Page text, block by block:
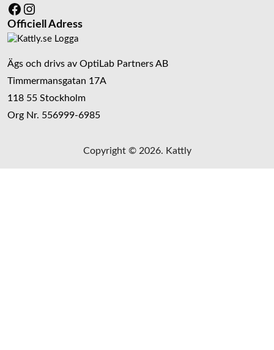
Facebook
Instagram
Officiell Adress
Ägs och drivs av OptiLab Partners AB
Timmermansgatan 17A
118 55 Stockholm
Org Nr. 556999-6985
Copyright © 2026. Kattly